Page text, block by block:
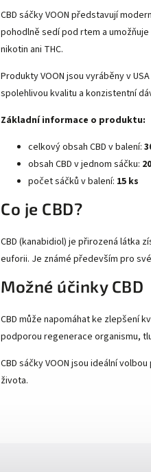
CBD sáčky VOON představují
pohodlně sedí pod rtem a
nikotin ani THC.
Produkty VOON jsou vyráběny v
spolehlivou kvalitu a konzistentní
Základní informace o produktu:
celkový obsah CBD v balení:
obsah CBD v jednom sáčku:
počet sáčků v balení: 15 ks
Co je CBD?
CBD (kanabidiol) je přirozená látka
euforii. Je známé především pro
Možné účinky CBD
CBD může napomáhat ke zlepšení
podporou regenerace organismu,
CBD sáčky VOON jsou ideální
života.